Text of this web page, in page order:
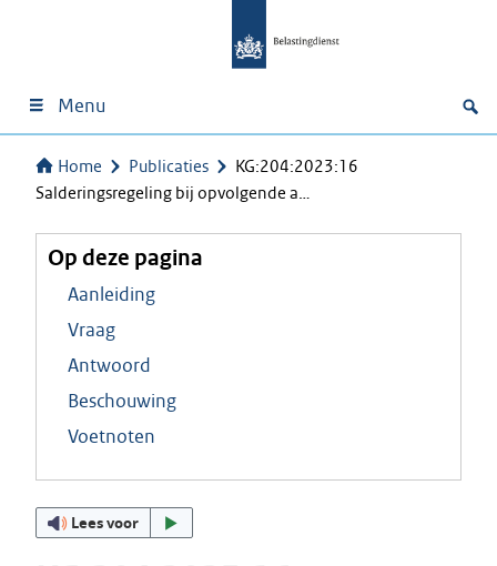
Menu
Home Publicaties
KG:204:2023:16
Salderingsregeling bij opvolgende a…
Op deze pagina
Aanleiding
Vraag
Antwoord
Beschouwing
Voetnoten
Lees voor